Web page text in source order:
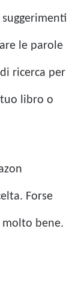
le parole
ricerca per
libro o
Forse
bene.